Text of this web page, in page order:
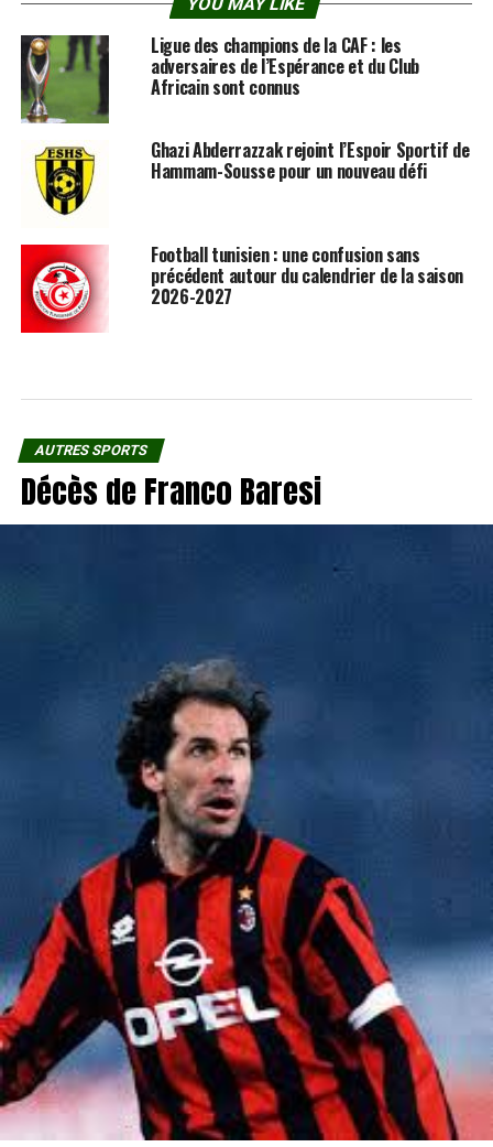
Ligue des champions de la CAF : les
adversaires de l’Espérance et du Club
Africain sont connus
Ghazi Abderrazzak rejoint l’Espoir Sportif de
Hammam-Sousse pour un nouveau défi
Football tunisien : une confusion sans
précédent autour du calendrier de la saison
2026-2027
AUTRES SPORTS
Décès de Franco Baresi